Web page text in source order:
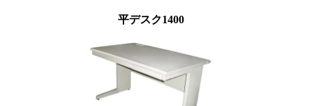
平デスク1400